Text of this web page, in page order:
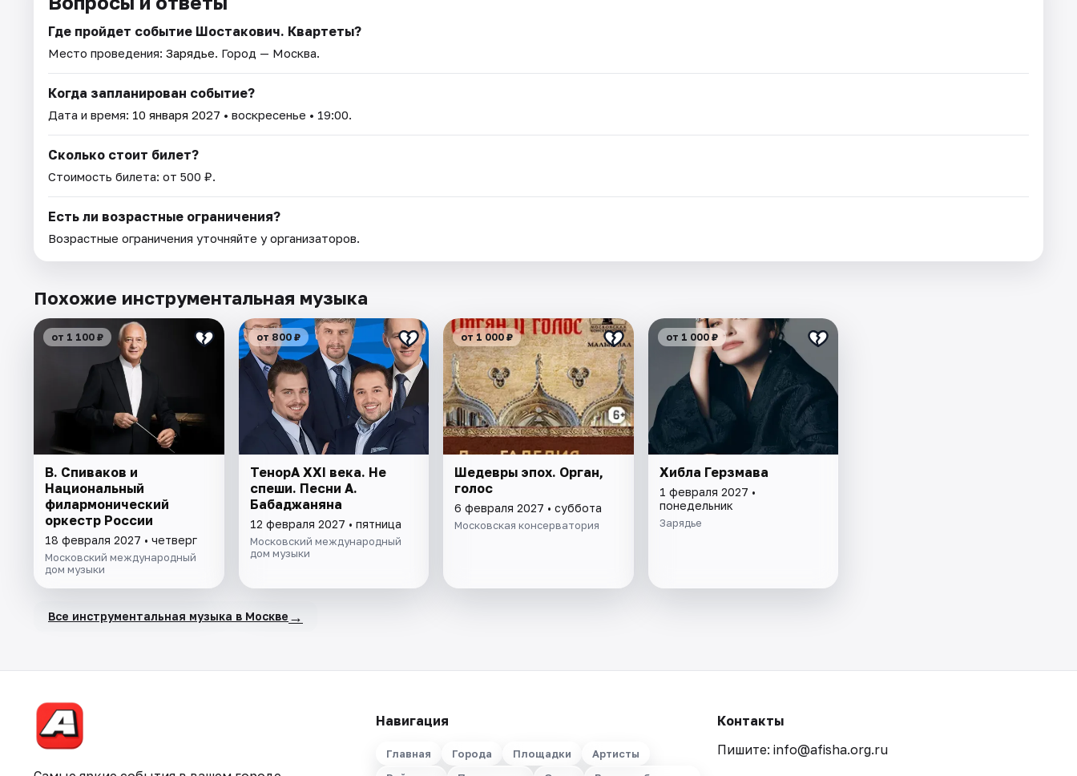
Где пройдет событие Шостакович. Квартеты?
Место проведения: Зарядье. Город — Москва.
Когда запланирован событие?
Дата и время: 10 января 2027 • воскресенье • 19:00.
Сколько стоит билет?
Стоимость билета: от 500 ₽.
Есть ли возрастные ограничения?
Возрастные ограничения уточняйте у организаторов.
Похожие инструментальная музыка
от 1 100 ₽
В. Спиваков и
Национальный
филармонический
оркестр России
18 февраля 2027 • четверг
Московский международный
дом музыки
от 800 ₽
ТенорА XXI века. Не
спеши. Песни А.
Бабаджаняна
12 февраля 2027 • пятница
Московский международный
дом музыки
от 1 000 ₽
Шедевры эпох. Орган,
голос
6 февраля 2027 • суббота
Московская консерватория
от 1 000 ₽
Хибла Герзмава
1 февраля 2027 •
понедельник
Зарядье
Все инструментальная музыка в Москве →
Навигация
Главная Города Площадки
Артисты
Контакты
Пишите: info@afisha.org.ru